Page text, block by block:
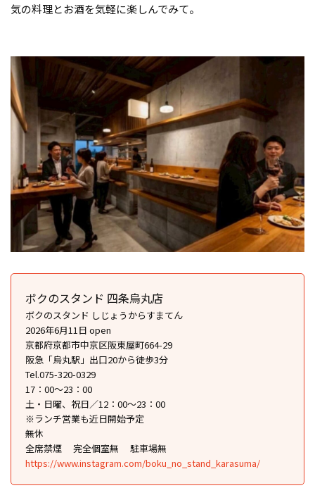
気の料理とお酒を気軽に楽しんでみて。
ボクのスタンド 四条烏丸店
ボクのスタンド しじょうからすまてん
2026年6月11日 open
京都府京都市中京区阪東屋町664-29
阪急「烏丸駅」出口20から徒歩3分
Tel.075-320-0329
17：00～23：00
土・日曜、祝日／12：00～23：00
※ランチ営業も近日開始予定
無休
全席禁煙
完全個室無
駐車場無
https://www.instagram.com/boku_no_stand_karasuma/